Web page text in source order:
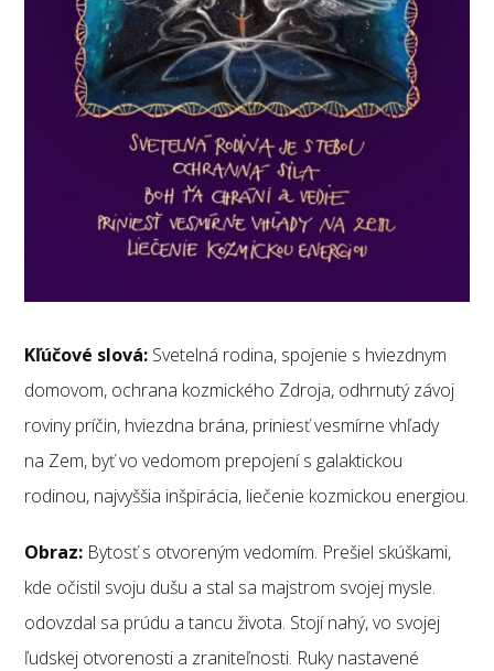
Kľúčové slová: Svetelná rodina, spojenie s hviezdnym
domovom, ochrana kozmického Zdroja, odhrnutý závoj
roviny príčin, hviezdna brána, priniesť vesmírne vhľady
na Zem, byť vo vedomom prepojení s galaktickou
rodinou, najvyššia inšpirácia, liečenie kozmickou energiou.
Obraz: Bytosť s otvoreným vedomím. Prešiel skúškami,
kde očistil svoju dušu a stal sa majstrom svojej mysle.
odovzdal sa prúdu a tancu života. Stojí nahý, vo svojej
ľudskej otvorenosti a zraniteľnosti. Ruky nastavené